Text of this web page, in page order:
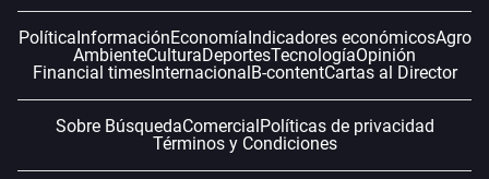
PolíticaInformaciónEconomíaIndicadores económicosAgro
AmbienteCulturaDeportesTecnologíaOpinión
Financial timesInternacionalB-contentCartas al Director
Sobre BúsquedaComercialPolíticas de privacidad
Términos y Condiciones